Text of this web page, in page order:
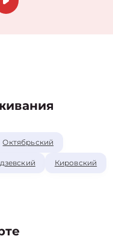
Октябрьский
Кировский